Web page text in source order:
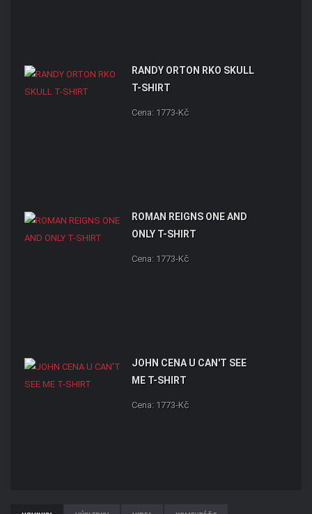
RANDY ORTON RKO SKULL
T-SHIRT
Cena: 1773-Kč
ROMAN REIGNS ONE AND
ONLY T-SHIRT
Cena: 1773-Kč
JOHN CENA U CAN'T SEE
ME T-SHIRT
Cena: 1773-Kč